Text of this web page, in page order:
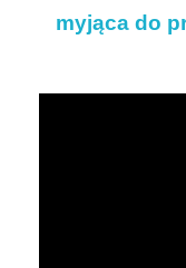
myjąca do